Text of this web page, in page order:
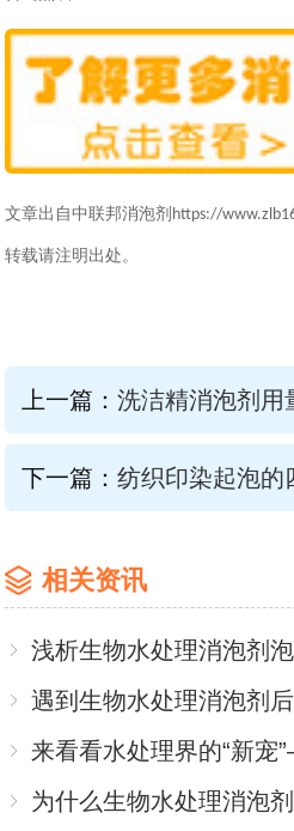
文章出自中联邦消泡剂 https://
转载请注明出处。
上一篇： 洗洁精消泡剂用
下一篇：
相关资讯
浅析生物水处理消泡剂
来看看水处理界的“新
为什么生物水处理消泡